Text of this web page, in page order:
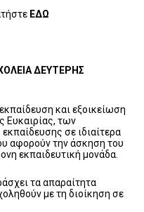
ΕΔΩ
ΔΕΥΤΕΡΗΣ
και εξοικείωση
Ευκαιρίας, των
σε ιδιαίτερα
αφορούν την άσκηση του
εκπαιδευτική μονάδα.
τα απαραίτητα
με τη διοίκηση σε